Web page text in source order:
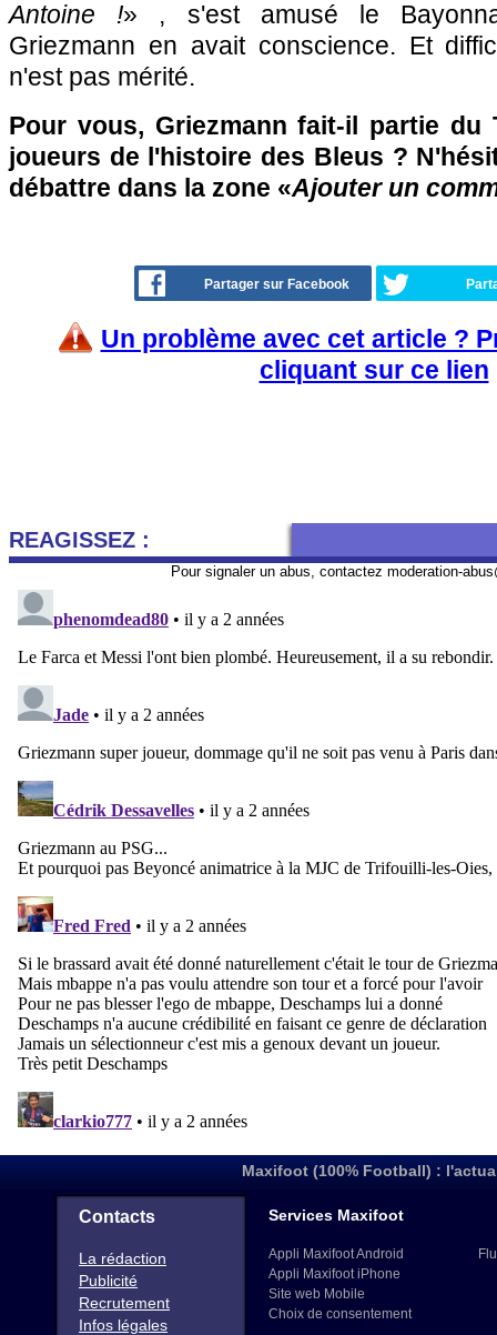
Antoine !» , s'est amusé le
Griezmann en avait conscience. Et
n'est pas mérité.
Pour vous, Griezmann fait-il partie du
joueurs de l'histoire des Bleus ?
débattre dans la zone «Ajouter un
Partager sur Facebook
Un problème avec cet article ?
cliquant sur ce lien
REAGISSEZ :
Pour signaler un abus, contactez moderation-
Maxifoot (100% Football) :
Contacts
La rédaction
Publicité
Recrutement
Infos légales
Services Maxifoot
Appli Maxifoot Android
Appli Maxifoot iPhone
Site web Mobile
Choix de consentement